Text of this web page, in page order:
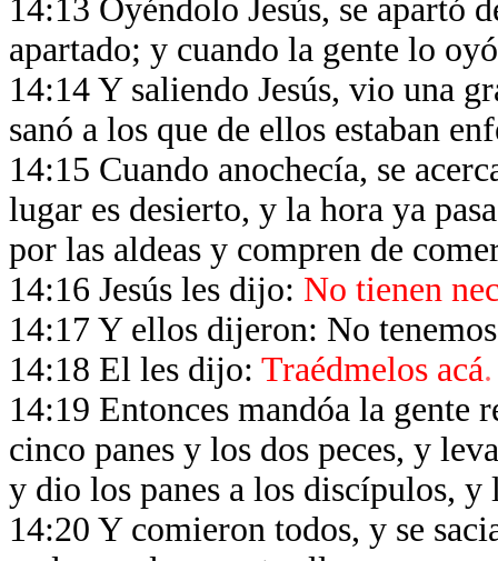
14:13 Oyéndolo Jesús, se apartó
apartado; y cuando la gente lo
14:14 Y saliendo Jesús, vio una
sanó a los que de ellos estaban
14:15 Cuando anochecía, se
lugar es desierto, y la hora ya
por las aldeas y compren de
14:16 Jesús les dijo: No tienen
14:17 Y ellos dijeron: No
14:18 El les dijo: Traédmelos acá.
14:19 Entonces mandóa la gente
cinco panes y los dos peces, y
y dio los panes a los discípulos,
14:20 Y comieron todos, y se